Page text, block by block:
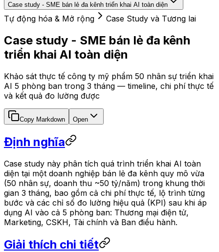
Case study - SME bán lẻ đa kênh triển khai AI toàn diện
Tự động hóa & Mở rộng Case Study và Tương lai
Case study - SME bán lẻ đa kênh
triển khai AI toàn diện
Khảo sát thực tế công ty mỹ phẩm 50 nhân sự triển khai
AI 5 phòng ban trong 3 tháng — timeline, chi phí thực tế
và kết quả đo lường được
Copy Markdown Open
Định nghĩa
Case study này phân tích quá trình triển khai AI toàn
diện tại một doanh nghiệp bán lẻ đa kênh quy mô vừa
(50 nhân sự, doanh thu ~50 tỷ/năm) trong khung thời
gian 3 tháng, bao gồm cả chi phí thực tế, lộ trình từng
bước và các chỉ số đo lường hiệu quả (KPI) sau khi áp
dụng AI vào cả 5 phòng ban: Thương mại điện tử,
Marketing, CSKH, Tài chính và Ban điều hành.
Giải thích chi tiết